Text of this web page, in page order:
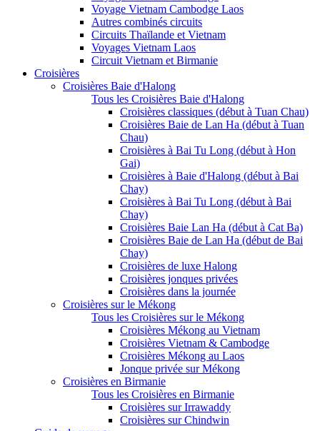
Voyage Vietnam Cambodge Laos
Autres combinés circuits
Circuits Thaïlande et Vietnam
Voyages Vietnam Laos
Circuit Vietnam et Birmanie
Croisières
Croisières Baie d'Halong
Tous les Croisières Baie d'Halong
Croisières classiques (début à Tuan Chau)
Croisières Baie de Lan Ha (début à Tuan
Chau)
Croisières à Bai Tu Long (début à Hon
Gai)
Croisières à Baie d'Halong (début à Bai
Chay)
Croisières à Bai Tu Long (début à Bai
Chay)
Croisières Baie Lan Ha (début à Cat Ba)
Croisières Baie de Lan Ha (début de Bai
Chay)
Croisières de luxe Halong
Croisières jonques privées
Croisières dans la journée
Croisières sur le Mékong
Tous les Croisières sur le Mékong
Croisières Mékong au Vietnam
Croisières Vietnam & Cambodge
Croisières Mékong au Laos
Jonque privée sur Mékong
Croisières en Birmanie
Tous les Croisières en Birmanie
Croisières sur Irrawaddy
Croisières sur Chindwin